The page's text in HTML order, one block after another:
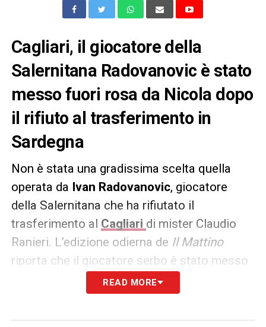
Cagliari, il giocatore della
Salernitana Radovanovic è stato
messo fuori rosa da Nicola dopo
il rifiuto al trasferimento in
Sardegna
Non è stata una gradissima scelta quella
operata da Ivan Radovanovic, giocatore
della Salernitana che ha rifiutato il
trasferimento al Cagliari di mister Claudio
Ranieri. L’edizione odierna de Il Mattino
riporta che il giocatore serbo è stato messo
fuori rosa dal suo allenatore dal momento
che, con un contratto in scadenza questa
READ MORE